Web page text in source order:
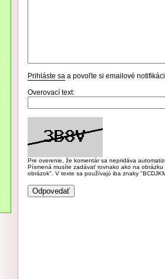
Prihláste sa a povoľte si emailové
Overovací text:
Pre overenie, že komentár sa nepridáva
Písmená musíte zadávať rovnako ako na
obrázok". V texte sa používajú iba znaky